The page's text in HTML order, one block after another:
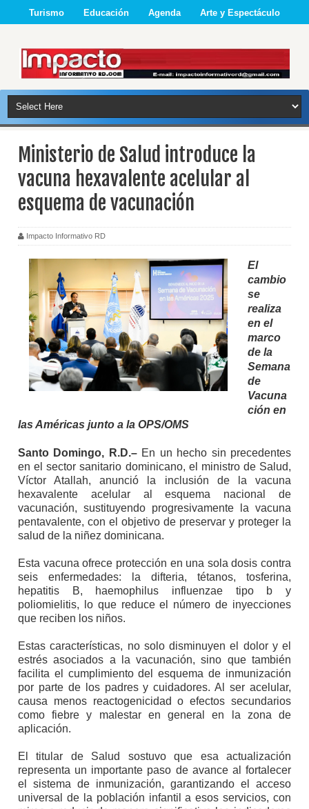
Turismo Educación Agenda Arte y Espectáculo
Ministerio de Salud introduce la
vacuna hexavalente acelular al
esquema de vacunación
Impacto Informativo RD
El
cambio
se
realiza
en el
marco
de la
Semana
de
Vacuna
ción en
las Américas junto a la OPS/OMS
Santo Domingo, R.D.– En un hecho sin precedentes
en el sector sanitario dominicano, el ministro de Salud,
Víctor Atallah, anunció la inclusión de la vacuna
hexavalente acelular al esquema nacional de
vacunación, sustituyendo progresivamente la vacuna
pentavalente, con el objetivo de preservar y proteger la
salud de la niñez dominicana.
Esta vacuna ofrece protección en una sola dosis contra
seis enfermedades: la difteria, tétanos, tosferina,
hepatitis B, haemophilus influenzae tipo b y
poliomielitis, lo que reduce el número de inyecciones
que reciben los niños.
Estas características, no solo disminuyen el dolor y el
estrés asociados a la vacunación, sino que también
facilita el cumplimiento del esquema de inmunización
por parte de los padres y cuidadores. Al ser acelular,
causa menos reactogenicidad o efectos secundarios
como fiebre y malestar en general en la zona de
aplicación.
El titular de Salud sostuvo que esa actualización
representa un importante paso de avance al fortalecer
el sistema de inmunización, garantizando el acceso
universal de la población infantil a esos servicios, con